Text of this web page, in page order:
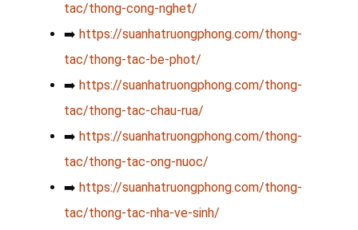
tac/thong-cong-nghet/
➡️ https://suanhatruongphong.com/thong-
tac/thong-tac-be-phot/
➡️ https://suanhatruongphong.com/thong-
tac/thong-tac-chau-rua/
➡️ https://suanhatruongphong.com/thong-
tac/thong-tac-ong-nuoc/
➡️ https://suanhatruongphong.com/thong-
tac/thong-tac-nha-ve-sinh/